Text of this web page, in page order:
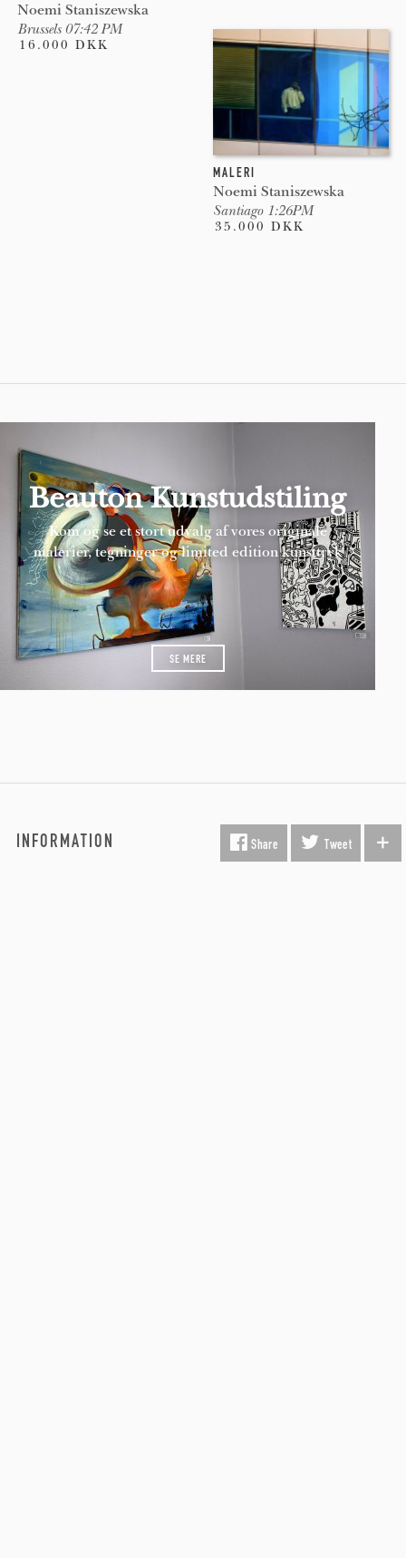
Noemi Staniszewska
Brussels 07:42 PM
16.000 DKK
MALERI
Noemi Staniszewska
Santiago 1:26PM
35.000 DKK
Beauton Kunstudstiling
Kom og se et stort udvalg af vores originale
malerier, tegninger og limited edition kunsttryk
SE MERE
INFORMATION